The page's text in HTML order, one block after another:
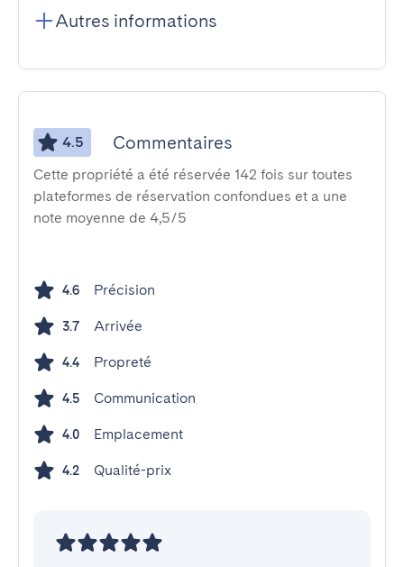
Autres informations
4.5 Commentaires
Cette propriété a été réservée 142 fois sur toutes
plateformes de réservation confondues et a une
note moyenne de 4,5/5
4.6 Précision
3.7 Arrivée
4.4 Propreté
4.5 Communication
4.0 Emplacement
4.2 Qualité-prix